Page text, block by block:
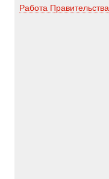
Работа Правительства